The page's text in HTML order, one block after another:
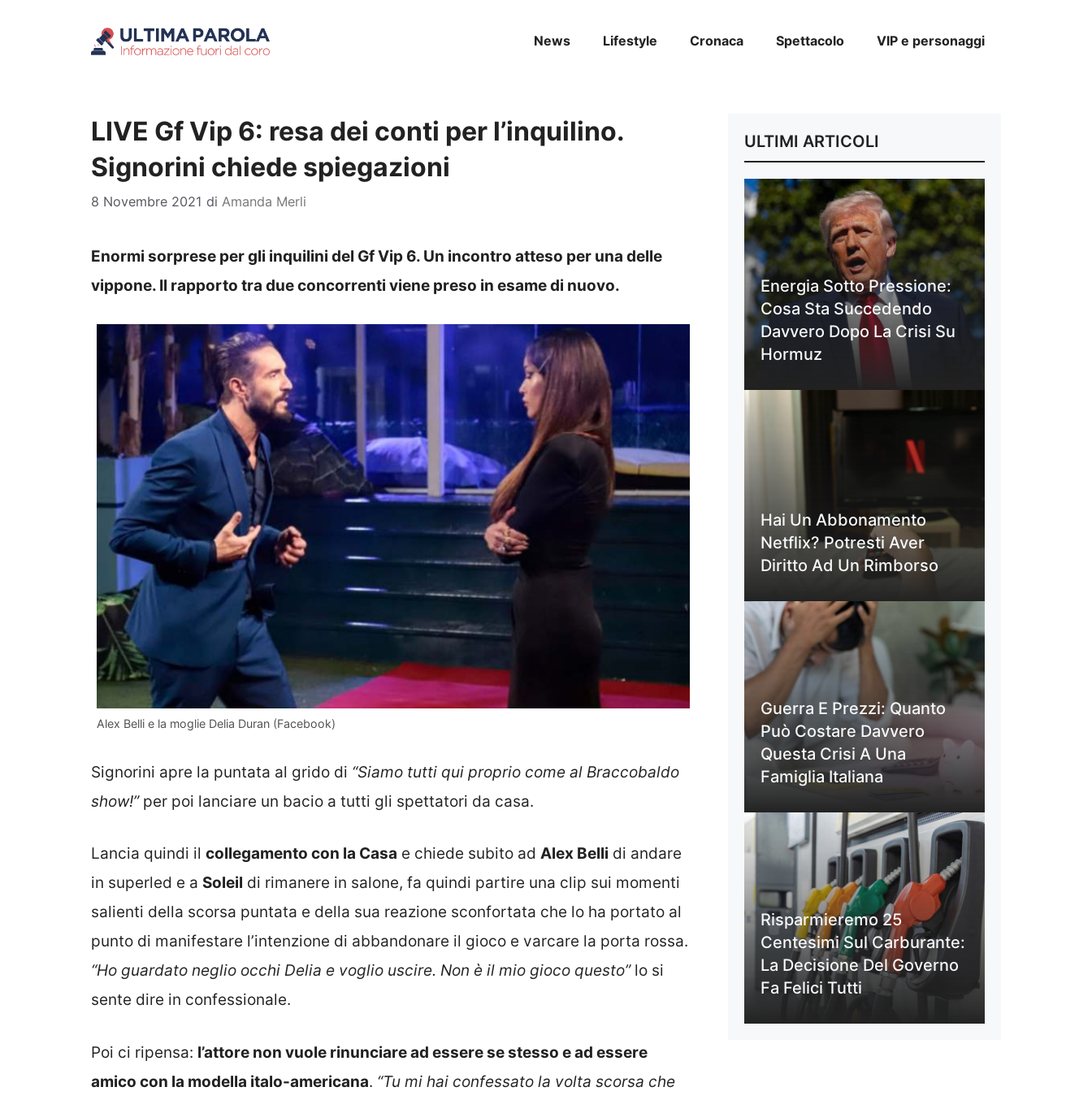
News Lifestyle Cronaca Spettacolo VIP e personaggi
LIVE Gf Vip 6: resa dei conti per l’inquilino.
Signorini chiede spiegazioni
8 Novembre 2021 di Amanda Merli
Enormi sorprese per gli inquilini del Gf Vip 6. Un incontro atteso per una delle
vippone. Il rapporto tra due concorrenti viene preso in esame di nuovo.
Alex Belli e la moglie Delia Duran (Facebook)
Signorini apre la puntata al grido di “Siamo tutti qui proprio come al Braccobaldo
show!”per poi lanciare un bacio a tutti gli spettatori da casa.
Lancia quindi il collegamento con la Casa e chiede subito ad Alex Belli di andare
in superled e a Soleil di rimanere in salone, fa quindi partire una clip sui momenti
salienti della scorsa puntata e della sua reazione sconfortata che lo ha portato al
punto di manifestare l’intenzione di abbandonare il gioco e varcare la porta rossa.
“Ho guardato neglio occhi Delia e voglio uscire. Non è il mio gioco questo”lo si
sente dire in confessionale.
Poi ci ripensa: l’attore non vuole rinunciare ad essere se stesso e ad essere
amico con la modella italo-americana. “Tu mi hai confessato la volta scorsa che
ULTIMI ARTICOLI
Energia Sotto Pressione:
Cosa Sta Succedendo
Davvero Dopo La Crisi Su
Hormuz
Hai Un Abbonamento
Netflix? Potresti Aver
Diritto Ad Un Rimborso
Guerra E Prezzi: Quanto
Può Costare Davvero
Questa Crisi A Una
Famiglia Italiana
Risparmieremo 25
Centesimi Sul Carburante:
La Decisione Del Governo
Fa Felici Tutti